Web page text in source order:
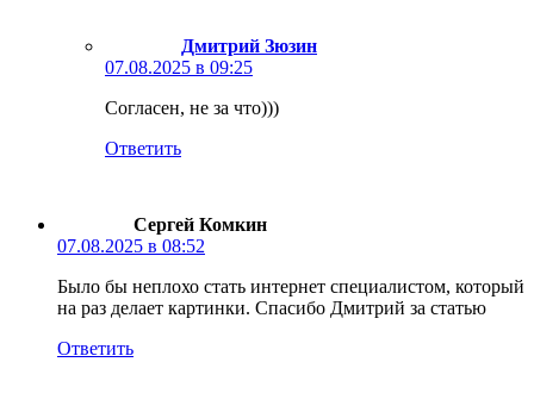
Дмитрий Зюзин
07.08.2025 в 09:25
Согласен, не за что)))
Ответить
Сергей Комкин
07.08.2025 в 08:52
Было бы неплохо стать интернет специалистом, который
на раз делает картинки. Спасибо Дмитрий за статью
Ответить